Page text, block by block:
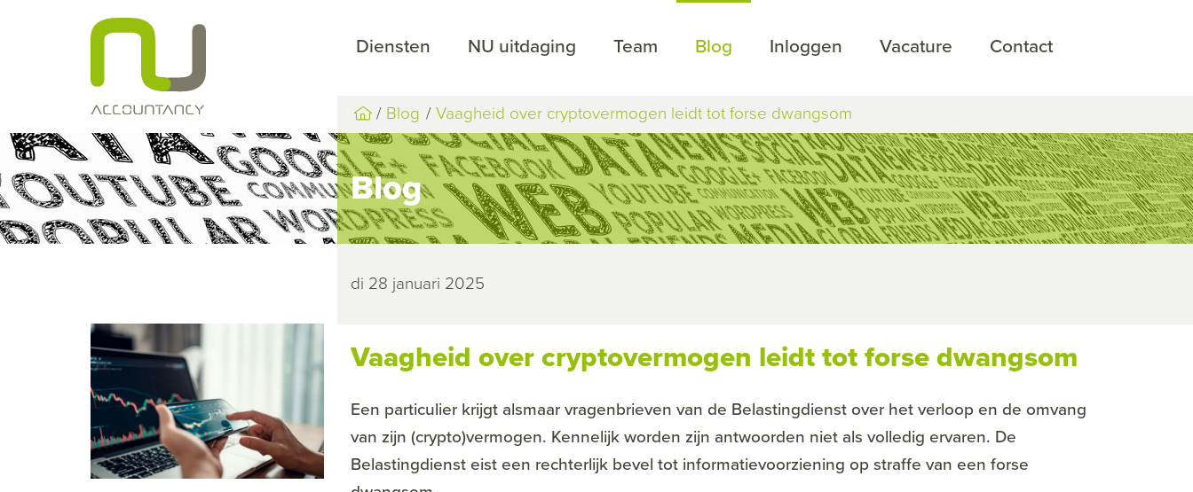
Diensten NU uitdaging Team Blog Inloggen Vacature Contact
Blog Vaagheid over cryptovermogen leidt tot forse dwangsom
Blog
di 28 januari 2025
Vaagheid over cryptovermogen leidt tot forse dwangsom
Een particulier krijgt alsmaar vragenbrieven van de Belastingdienst over het verloop en de omvang
van zijn (crypto)vermogen. Kennelijk worden zijn antwoorden niet als volledig ervaren. De
Belastingdienst eist een rechterlijk bevel tot informatievoorziening op straffe van een forse